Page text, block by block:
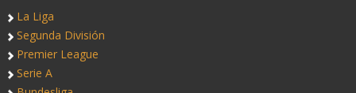
La Liga
Segunda División
Premier League
Serie A